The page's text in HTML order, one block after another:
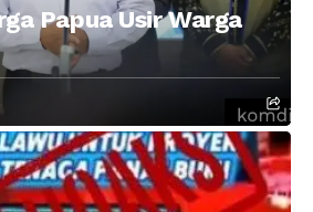
Papua Usir Warga